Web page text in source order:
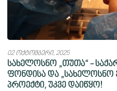
02 ოქტომბერი, 2025
სახელოსნო „თუთა“ -
ფონდისა და „სახელოსნო
პროექტი, უკვე დაიწყო!